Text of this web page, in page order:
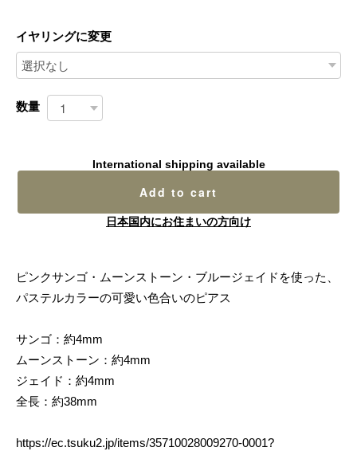
イヤリングに変更
数量
International shipping available
Add to cart
日本国内にお住まいの方向け
ピンクサンゴ・ムーンストーン・ブルージェイドを使った、
パステルカラーの可愛い色合いのピアス
サンゴ：約4mm
ムーンストーン：約4mm
ジェイド：約4mm
全長：約38mm
https://ec.tsuku2.jp/items/35710028009270-0001?